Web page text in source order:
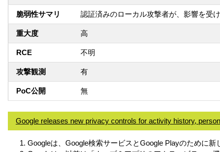
脆弱性サマリ 認証済みのローカル攻撃者が、影響を受
重大度 高
RCE 不明
攻撃観測 有
PoC公開 無
Google releases new privacy controls for activity history,
Googleは、Google検索サービスとGoogle Playのために